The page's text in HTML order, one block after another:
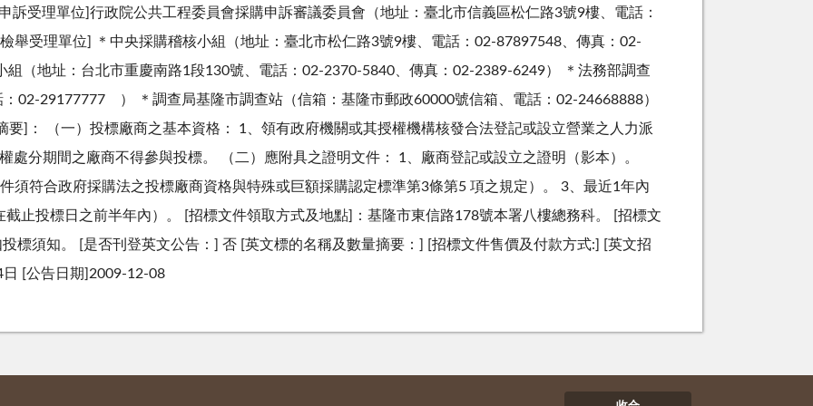
訴受理單位]行政院公共工程委員會採購申訴審議委員會（地址：臺北市信義區松仁路3號9樓、電話：
舉受理單位] ＊中央採購稽核小組（地址：臺北市松仁路3號9樓、電話：02-87897548、傳真：02-
（地址：台北市重慶南路1段130號、電話：02-2370-5840、傳真：02-2389-6249） ＊法務部調查
02-29177777 ） ＊調查局基隆市調查站（信箱：基隆市郵政60000號信箱、電話：02-24668888）
]： （一）投標廠商之基本資格： 1、領有政府機關或其授權機構核發合法登記或設立營業之人力派
處分期間之廠商不得參與投標。 （二）應附具之證明文件： 1、廠商登記或設立之證明（影本）。
須符合政府採購法之投標廠商資格與特殊或巨額採購認定標準第3條第5 項之規定）。 3、最近1年內
止投標日之前半年內）。 [招標文件領取方式及地點]：基隆市東信路178號本署八樓總務科。 [招標文
標須知。 [是否刊登英文公告：] 否 [英文標的名稱及數量摘要：] [招標文件售價及付款方式:] [英文招
[公告日期]2009-12-08